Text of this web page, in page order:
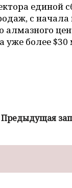
единой
с
алмазного
уже более
Предыдущая